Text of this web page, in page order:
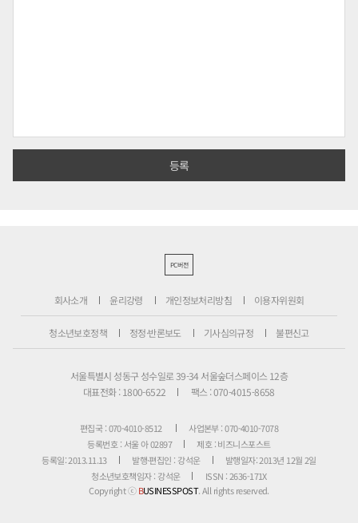
PC버전
회사소개 윤리강령 개인정보처리방침 이용자위원회
청소년보호정책 정정·반론보도 기사심의규정 불편신고
서울특별시 성동구 성수일로 39-34 서울숲더스페이스 12층
대표전화 : 1800-6522
팩스 : 070-4015-8658
편집국 : 070-4010-8512
사업본부 : 070-4010-7078
등록번호 : 서울 아 02897
제호 : 비즈니스포스트
등록일: 2013.11.13
발행·편집인 : 강석운
발행일자: 2013년 12월 2일
청소년보호책임자 : 강석운
ISSN : 2636-171X
Copyright ⓒBUSINESSPOST. All rights reserved.